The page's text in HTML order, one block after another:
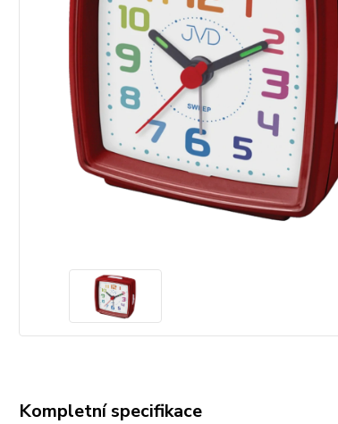
Kompletní specifikace